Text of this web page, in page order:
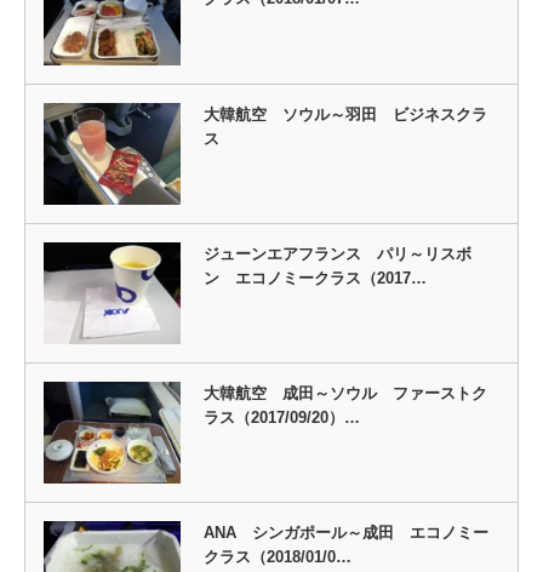
大韓航空 ソウル～羽田 ビジネスクラ
ス
ジューンエアフランス パリ～リスボ
ン エコノミークラス（2017…
大韓航空 成田～ソウル ファーストク
ラス（2017/09/20）…
ANA シンガポール～成田 エコノミー
クラス（2018/01/0…